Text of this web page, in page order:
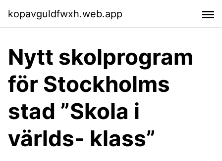
kopavguldfwxh.web.app
Nytt skolprogram
för Stockholms
stad ”Skola i
världs- klass”